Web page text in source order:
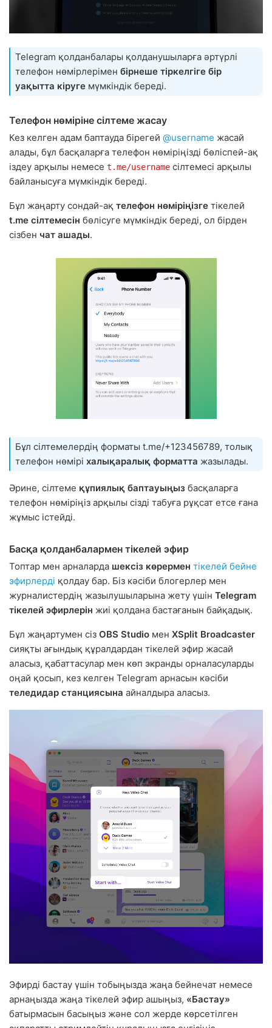
Telegram қолданбалары қолданушыларға әртүрлі
телефон нөмірлерімен бірнеше тіркелгіге бір
уақытта кіруге мүмкіндік береді.
Телефон нөміріне сілтеме жасау
Кез келген адам баптауда бірегей @username жасай
алады, бұл басқаларға телефон нөміріңізді бөліспей-ақ
іздеу арқылы немесе t.me/username сілтемесі арқылы
байланысуға мүмкіндік береді.
Бұл жаңарту сондай-ақ телефон нөміріңізге тікелей
t.me сілтемесін бөлісуге мүмкіндік береді, ол бірден
сізбен чат ашады.
Бұл сілтемелердің форматы t.me/+123456789, толық
телефон нөмірі халықаралық форматта жазылады.
Әрине, сілтеме құпиялық баптауыңыз басқаларға
телефон нөміріңіз арқылы сізді табуға рұқсат етсе ғана
жұмыс істейді.
Басқа қолданбалармен тікелей эфир
Топтар мен арналарда шексіз көрермен тікелей бейне
эфирлерді қолдау бар. Біз кәсіби блогерлер мен
журналистердің жазылушыларына жету үшін Telegram
тікелей эфирлерін жиі қолдана бастағанын байқадық.
Бұл жаңартумен сіз OBS Studio мен XSplit Broadcaster
сияқты ағындық құралдардан тікелей эфир жасай
аласыз, қабаттасулар мен көп экранды орналасуларды
оңай қосып, кез келген Telegram арнасын кәсіби
теледидар станциясына айналдыра аласыз.
Эфирді бастау үшін тобыңызда жаңа бейнечат немесе
арнаңызда жаңа тікелей эфир ашыңыз, «Бастау»
батырмасын басыңыз және сол жерде көрсетілген